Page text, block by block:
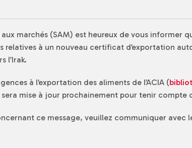
aux marchés (SAM) est heureux de vous informer
relatives à un nouveau certificat d’exportation
l’Irak.
à l’exportation des aliments de l’ACIA (
sera mise à jour prochainement pour tenir compte
ce message, veuillez communiquer avec